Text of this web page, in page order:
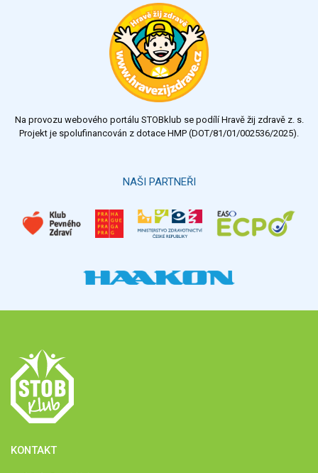
Na provozu webového portálu STOBklub se podílí Hravě žij zdravě z. s.
Projekt je spolufinancován z dotace HMP (DOT/81/01/002536/2025).
NAŠI PARTNEŘI
KONTAKT